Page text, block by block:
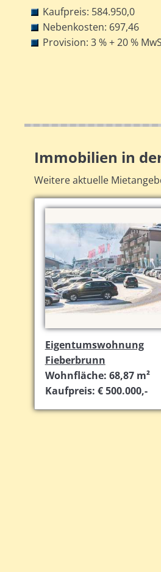
Kaufpreis: 584.950,0
Nebenkosten: 697,46
Provision: 3 % + 20 %
Immobilien in
Weitere aktuelle
Eigentumswohnung
Fieberbrunn
Wohnfläche: 68,87 m²
Kaufpreis: € 500.000,-